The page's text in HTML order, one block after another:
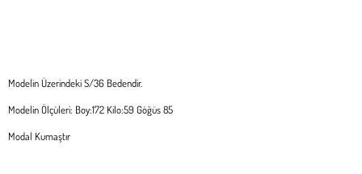
Modelin Üzerindeki S/36 Bedendir.
Modelin Ölçüleri: Boy:172 Kilo:59 Göğüs 85
Modal Kumaştır